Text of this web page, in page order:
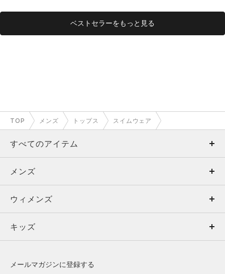
ベストセラーをもっと見る
TOP メンズ トップス スイムウェア
すべてのアイテム
メンズ
ウィメンズ
キッズ
メンズ
トップス
ボトムス
ウィメンズ
トップス
キッズ
メールマガジンに登録する